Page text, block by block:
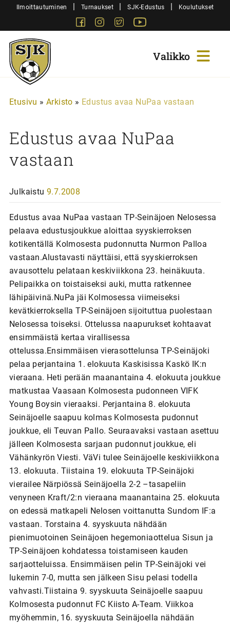
SiirryIlmoittautuminen | Turnaukset | SJK-Edustus | Koulutukset
FacebookInstagram
Twitter
Sjk-
Juniorit
Etusivu » Arkisto » Edustus avaa NuPaa vastaan
Edustus avaa NuPaa
vastaan
Julkaistu 9.7.2008
Edustus avaa NuPaa vastaan TP-Seinäjoen Nelosessa
pelaava edustusjoukkue aloittaa syyskierroksen
kotikentällä Kolmosesta pudonnutta Nurmon Palloa
vastaan.Alustavasti näyttäisi, että syyskierroksen
avausottelu pelataan keskiviikkona 23. heinäkuuta.
Pelipaikka on toistaiseksi auki, mutta ratkennee
lähipäivinä.NuPa jäi Kolmosessa viimeiseksi
kevätkierroksella TP-Seinäjoen sijoituttua puolestaan
Nelosessa toiseksi. Ottelussa naapurukset kohtaavat
ensimmäistä kertaa virallisessa
ottelussa.Ensimmäisen vierasottelunsa TP-Seinäjoki
pelaa perjantaina 1. elokuuta Kaskisissa Kaskö IK:n
vieraana. Heti perään maanantaina 4. elokuuta joukkue
matkustaa Vaasaan Kolmosesta pudonneen VIFK
Young Boysin vieraaksi. Perjantaina 8. elokuuta
Seinäjoelle saapuu kolmas Kolmosesta pudonnut
joukkue, eli Teuvan Pallo. Seuraavaksi vastaan asettuu
jälleen Kolmosesta sarjaan pudonnut joukkue, eli
Vähänkyrön Viesti. VäVi tulee Seinäjoelle keskiviikkona
13. elokuuta. Tiistaina 19. elokuuta TP-Seinäjoki
vierailee Närpiössä Seinäjoella 2-2 –tasapeliin
venyneen Kraft/2:n vieraana maanantaina 25. elokuuta
on edessä matkapeli Nelosen voittanutta Sundom IF:a
vastaan. Torstaina 4. syyskuuta nähdään
pienimuotoinen Seinäjoen hegemoniaottelua Sisun ja
TP-Seinäjoen kohdatessa toistamiseen kauden
sarjaotteluissa. Ensimmäisen pelin TP-Seinäjoki vei
lukemin 7-0, mutta sen jälkeen Sisu pelasi todella
vahvasti.Tiistaina 9. syyskuuta Seinäjoelle saapuu
Kolmosesta pudonnut FC Kiisto A-Team. Viikkoa
myöhemmin, 16. syyskuuta Seinäjoella nähdään